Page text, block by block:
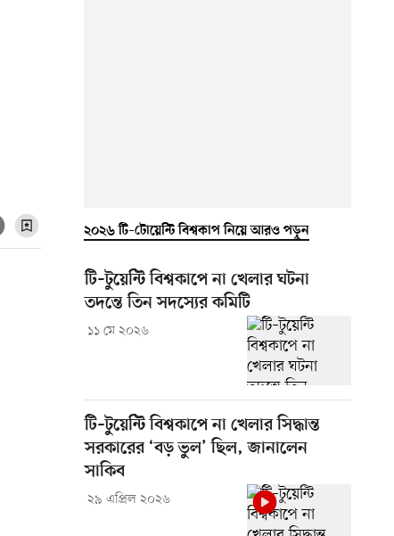
২০২৬ টি–টোয়েন্টি বিশ্বকাপ নিয়ে আরও পড়ুন
টি–টুয়েন্টি বিশ্বকাপে না খেলার ঘটনা
তদন্তে তিন সদস্যের কমিটি
১১ মে ২০২৬
টি–টুয়েন্টি বিশ্বকাপে না খেলার সিদ্ধান্ত
সরকারের ‘বড় ভুল’ ছিল, জানালেন
সাকিব
২৯ এপ্রিল ২০২৬